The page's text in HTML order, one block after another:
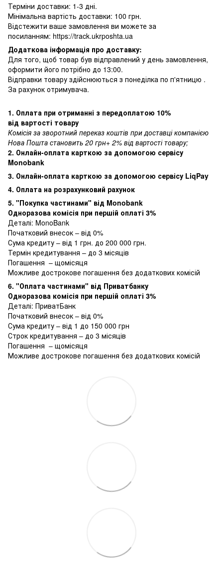
Терміни доставки: 1-3 дні.
Мінімальна вартість доставки: 100 грн.
Відстежити ваше замовлення ви можете за
посиланням: https://track.ukrposhta.ua
Додаткова інформація про доставку:
Для того, щоб товар був відправлений у день замовлення,
оформити його потрібно до 13:00.
Відправки товару здійснюються з понеділка по п'ятницю .
За рахунок отримувача.
1. Оплата при отриманні з передоплатою 10%
від вартості товару
Комісія за зворотний переказ коштів при доставці компанією
Нова Пошта становить 20 грн+ 2% від вартості товару;
2. Онлайн-оплата карткою за допомогою сервісу
Monobank
3. Онлайн-оплата карткою за допомогою сервісу LiqPay
4. Оплата на розрахунковий рахунок
5. "Покупка частинами" від Monobank
Одноразова комісія при першій оплаті 3%
Деталі: MonoBank
Початковий внесок – від 0%
Сума кредиту – від 1 грн. до 200 000 грн.
Термін кредитування – до 3 місяців
Погашення – щомісяця
Можливе дострокове погашення без додаткових комісій
6. "Оплата частинами" від Приватбанку
Одноразова комісія при першій оплаті 3%
Деталі: ПриватБанк
Початковий внесок – від 0%
Сума кредиту – від 1 до 150 000 грн
Строк кредитування – до 3 місяців
Погашення – щомісяця
Можливе дострокове погашення без додаткових комісій